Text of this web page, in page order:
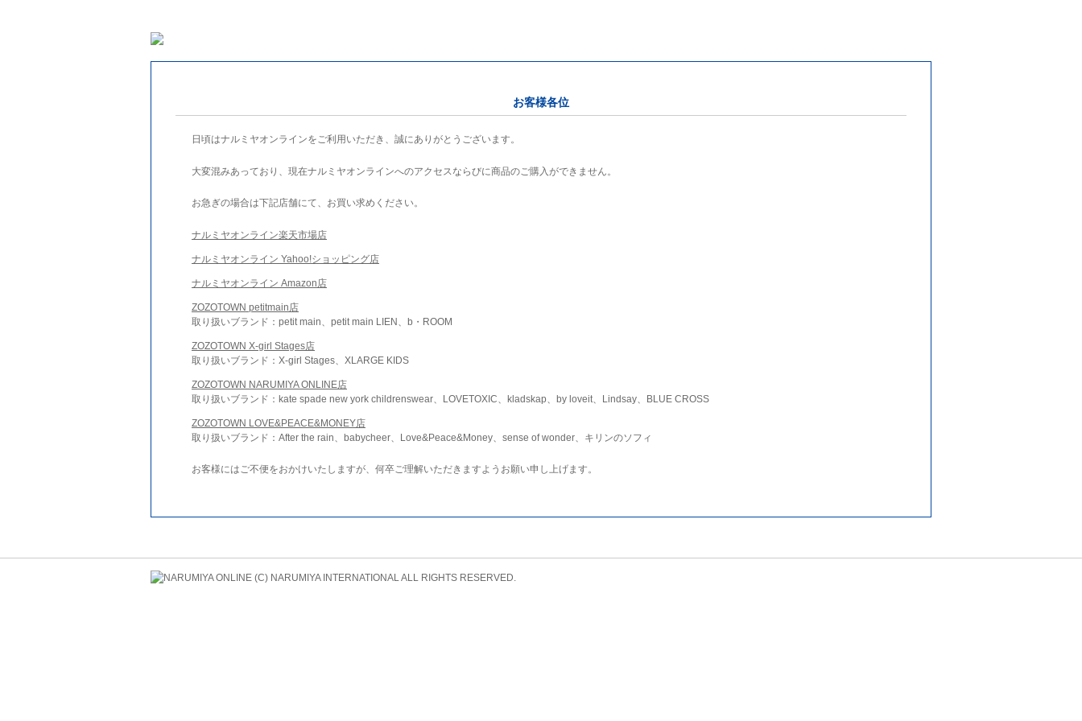
お客様各位
日頃はナルミヤオンラインをご利用いただき、誠にありがとうございます。
大変混みあっており、現在ナルミヤオンラインへのアクセスならびに商品のご購入ができません。
お急ぎの場合は下記店舗にて、お買い求めください。
ナルミヤオンライン楽天市場店
ナルミヤオンライン Yahoo!ショッピング店
ナルミヤオンライン Amazon店
ZOZOTOWN petitmain店
取り扱いブランド：petit main、petit main LIEN、b・ROOM
ZOZOTOWN X-girl Stages店
取り扱いブランド：X-girl Stages、XLARGE KIDS
ZOZOTOWN NARUMIYA ONLINE店
取り扱いブランド：kate spade new york childrenswear、LOVETOXIC、kladskap、by loveit、Lindsay、BLUE CROSS
ZOZOTOWN LOVE&PEACE&MONEY店
取り扱いブランド：After the rain、babycheer、Love&Peace&Money、sense of wonder、キリンのソフィ
お客様にはご不便をおかけいたしますが、何卒ご理解いただきますようお願い申し上げます。